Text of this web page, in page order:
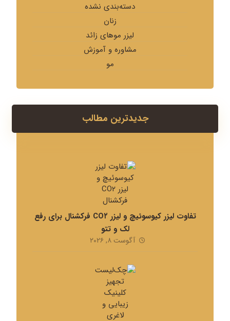
دسته‌بندی نشده
زنان
لیزر موهای زائد
مشاوره و آموزش
مو
جدیدترین مطالب
تفاوت لیزر کیوسوئیچ و لیزر CO۲ فرکشنال برای رفع
لک و تتو
آگوست ۸, ۲۰۲۶